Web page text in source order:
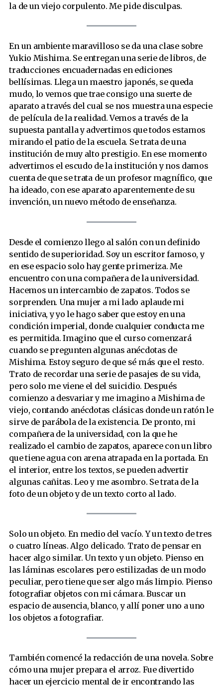
la de un viejo corpulento. Me pide disculpas.
En un ambiente maravilloso se da una clase sobre
Yukio Mishima. Se entregan una serie de libros, de
traducciones encuadernadas en ediciones
bellísimas. Llega un maestro japonés, se queda
mudo, lo vemos que trae consigo una suerte de
aparato a través del cual se nos muestra una especie
de película de la realidad. Vemos a través de la
supuesta pantalla y advertimos que todos estamos
mirando el patio de la escuela. Se trata de una
institución de muy alto prestigio. En ese momento
advertimos el escudo de la institución y nos damos
cuenta de que se trata de un profesor magnífico, que
ha ideado, con ese aparato aparentemente de su
invención, un nuevo método de enseñanza.
Desde el comienzo llego al salón con un definido
sentido de superioridad. Soy un escritor famoso, y
en ese espacio solo hay gente primeriza. Me
encuentro con una compañera de la universidad.
Hacemos un intercambio de zapatos. Todos se
sorprenden. Una mujer a mi lado aplaude mi
iniciativa, y yo le hago saber que estoy en una
condición imperial, donde cualquier conducta me
es permitida. Imagino que el curso comenzará
cuando se pregunten algunas anécdotas de
Mishima. Estoy seguro de que sé más que el resto.
Trato de recordar una serie de pasajes de su vida,
pero solo me viene el del suicidio. Después
comienzo a desvariar y me imagino a Mishima de
viejo, contando anécdotas clásicas donde un ratón le
sirve de parábola de la existencia. De pronto, mi
compañera de la universidad, con la que he
realizado el cambio de zapatos, aparece con un libro
que tiene agua con arena atrapada en la portada. En
el interior, entre los textos, se pueden advertir
algunas cañitas. Leo y me asombro. Se trata de la
foto de un objeto y de un texto corto al lado.
Solo un objeto. En medio del vacío. Y un texto de tres
o cuatro líneas. Algo delicado. Trato de pensar en
hacer algo similar. Un texto y un objeto. Pienso en
las láminas escolares pero estilizadas de un modo
peculiar, pero tiene que ser algo más limpio. Pienso
fotografiar objetos con mi cámara. Buscar un
espacio de ausencia, blanco, y allí poner uno a uno
los objetos a fotografiar.
También comencé la redacción de una novela. Sobre
cómo una mujer prepara el arroz. Fue divertido
hacer un ejercicio mental de ir encontrando las